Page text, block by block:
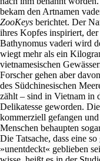
bekam den Artnamen
ZooKeys berichtet. Der
ihres Kopfes inspiriert,
Bathynomus vaderi wird
wiegt mehr als ein
vietnamesischen
Forscher gehen aber
des Südchinesischen
zählt – sind in Vietnam in
Delikatesse geworden.
kommerziell gefangen
Menschen behaupten
Die Tatsache, dass eine
»unentdeckt« geblieben